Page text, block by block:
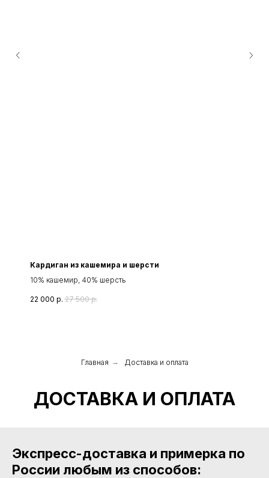
Кардиган из кашемира и шерсти
10% кашемир, 40% шерсть
22 000 р. 27 500 р.
Главная → Доставка и оплата
ДОСТАВКА И ОПЛАТА
Экспресс-доставка и примерка по
России любым из способов: